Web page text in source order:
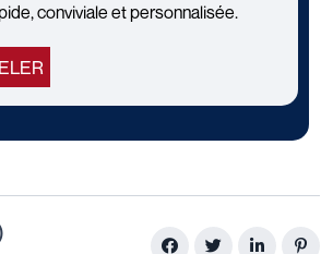
conviviale et personnalisée.